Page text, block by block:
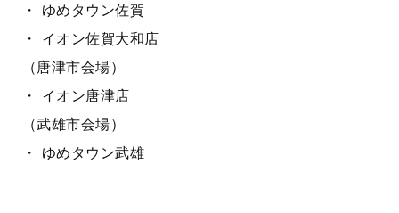
・ ゆめタウン佐賀
・ イオン佐賀大和店
（唐津市会場）
・ イオン唐津店
（武雄市会場）
・ ゆめタウン武雄